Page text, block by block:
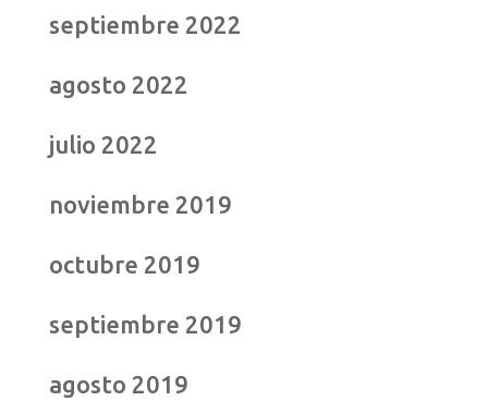
septiembre 2022
agosto 2022
julio 2022
noviembre 2019
octubre 2019
septiembre 2019
agosto 2019